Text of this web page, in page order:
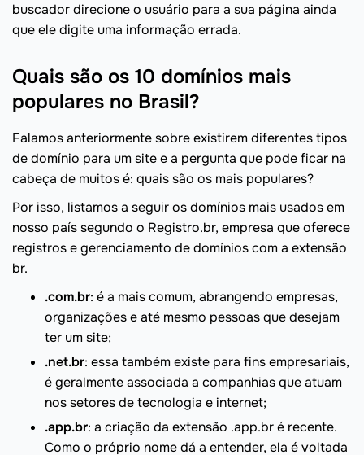
buscador direcione o usuário para a sua página ainda
que ele digite uma informação errada.
Quais são os 10 domínios mais
populares no Brasil?
Falamos anteriormente sobre existirem diferentes tipos
de domínio para um site e a pergunta que pode ficar na
cabeça de muitos é: quais são os mais populares?
Por isso, listamos a seguir os domínios mais usados em
nosso país segundo o Registro.br, empresa que oferece
registros e gerenciamento de domínios com a extensão
br.
.com.br: é a mais comum, abrangendo empresas,
organizações e até mesmo pessoas que desejam
ter um site;
.net.br: essa também existe para fins empresariais,
é geralmente associada a companhias que atuam
nos setores de tecnologia e internet;
.app.br: a criação da extensão .app.br é recente.
Como o próprio nome dá a entender, ela é voltada